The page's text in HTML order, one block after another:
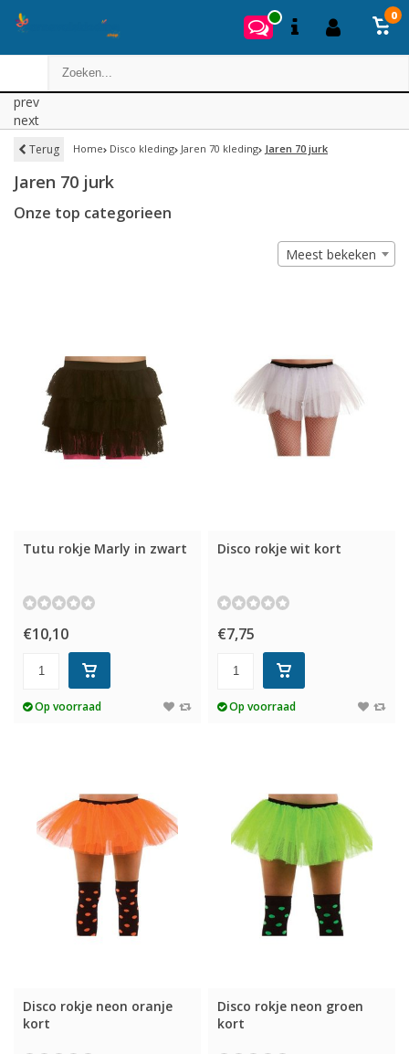
0
prev
next
Terug Home Disco kleding Jaren 70 kleding Jaren 70 jurk
Jaren 70 jurk
Onze top categorieen
Meest bekeken
Tutu rokje Marly in zwart
€10,10
Op voorraad
Disco rokje wit kort
€7,75
Op voorraad
Disco rokje neon oranje
kort
Disco rokje neon groen
kort